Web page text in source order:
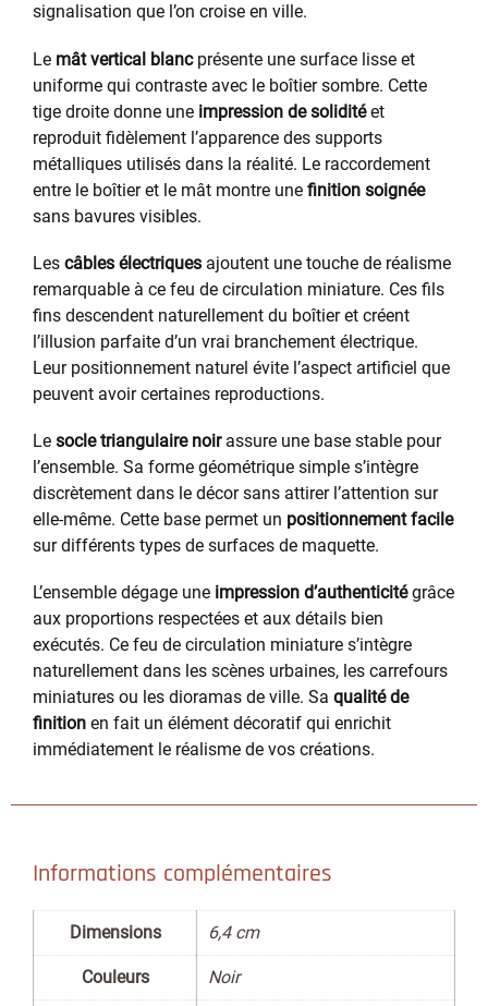
signalisation que l’on croise en ville.
Le mât vertical blancprésente une surface lisse et
uniforme qui contraste avec le boîtier sombre. Cette
tige droite donne une impression de soliditéet
reproduit fidèlement l’apparence des supports
métalliques utilisés dans la réalité. Le raccordement
entre le boîtier et le mât montre une finition soignée
sans bavures visibles.
Les câbles électriques ajoutent une touche de réalisme
remarquable à ce feu de circulation miniature. Ces fils
fins descendent naturellement du boîtier et créent
l’illusion parfaite d’un vrai branchement électrique.
Leur positionnement naturel évite l’aspect artificiel que
peuvent avoir certaines reproductions.
Le socle triangulaire noirassure une base stable pour
l’ensemble. Sa forme géométrique simple s’intègre
discrètement dans le décor sans attirer l’attention sur
elle-même. Cette base permet un positionnement facile
sur différents types de surfaces de maquette.
L’ensemble dégage une impression d’authenticitégrâce
aux proportions respectées et aux détails bien
exécutés. Ce feu de circulation miniature s’intègre
naturellement dans les scènes urbaines, les carrefours
miniatures ou les dioramas de ville. Sa qualité de
finition en fait un élément décoratif qui enrichit
immédiatement le réalisme de vos créations.
Informations complémentaires
Dimensions 6,4 cm
Couleurs Noir